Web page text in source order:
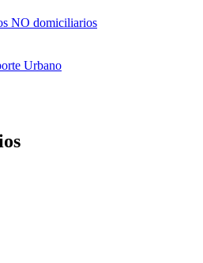
NO domiciliarios
Urbano